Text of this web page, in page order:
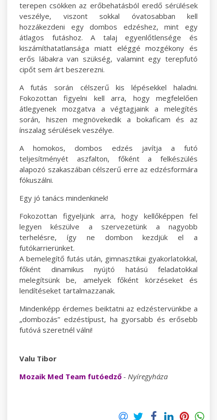
terepen csökken az erőbehatásból eredő sérülések
veszélye, viszont sokkal óvatosabban kell
hozzákezdeni egy dombos edzéshez, mint egy
átlagos futáshoz. A talaj egyenlőtlensége és
kiszámíthatatlansága miatt eléggé mozgékony és
erős lábakra van szükség, valamint egy terepfutó
cipőt sem árt beszerezni.
A futás során célszerű kis lépésekkel haladni.
Fokozottan figyelni kell arra, hogy megfelelően
átlegyenek mozgatva a végtagjaink a melegítés
során, hiszen megnövekedik a bokaficam és az
ínszalag sérülések veszélye.
A homokos, dombos edzés javítja a futó
teljesítményét aszfalton, főként a felkészülés
alapozó szakaszában célszerű erre az edzésformára
fókuszálni.
Egy jó tanács mindenkinek!
Fokozottan figyeljünk arra, hogy kellőképpen fel
legyen készülve a szervezetünk a nagyobb
terhelésre, így ne dombon kezdjük el a
futókarrierünket.
A bemelegítő futás után, gimnasztikai gyakorlatokkal,
főként dinamikus nyújtó hatású feladatokkal
melegítsünk be, amelyek főként körzéseket és
lendítéseket tartalmazzanak.
Mindenképp érdemes beiktatni az edzéstervünkbe a
„dombozás” edzéstípust, ha gyorsabb és erősebb
futóvá szeretnél válni!
Valu Tibor
Mozaik Med Team futóedző - Nyíregyháza